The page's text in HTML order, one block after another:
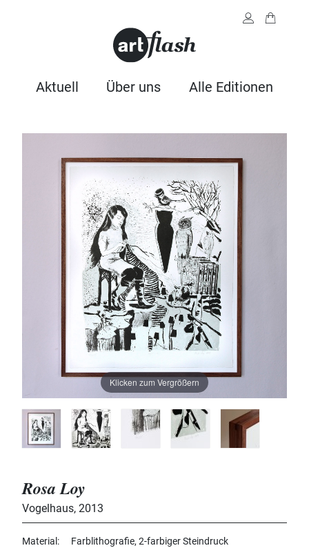
Aktuell Über uns Alle Editionen
Klicken zum Vergrößern
Rosa Loy
Vogelhaus, 2013
Material
Farblithografie, 2-farbiger Steindruck